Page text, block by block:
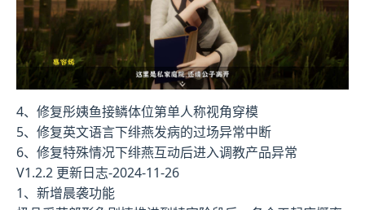
4、修复彤姨鱼接鳞体位第单人称视角穿模
5、修复英文语言下绯燕发病的过场异常中断
6、修复特殊情况下绯燕互动后进入调教产品异常
V1.2.2 更新日志-2024-11-26
1、新增晨袭功能